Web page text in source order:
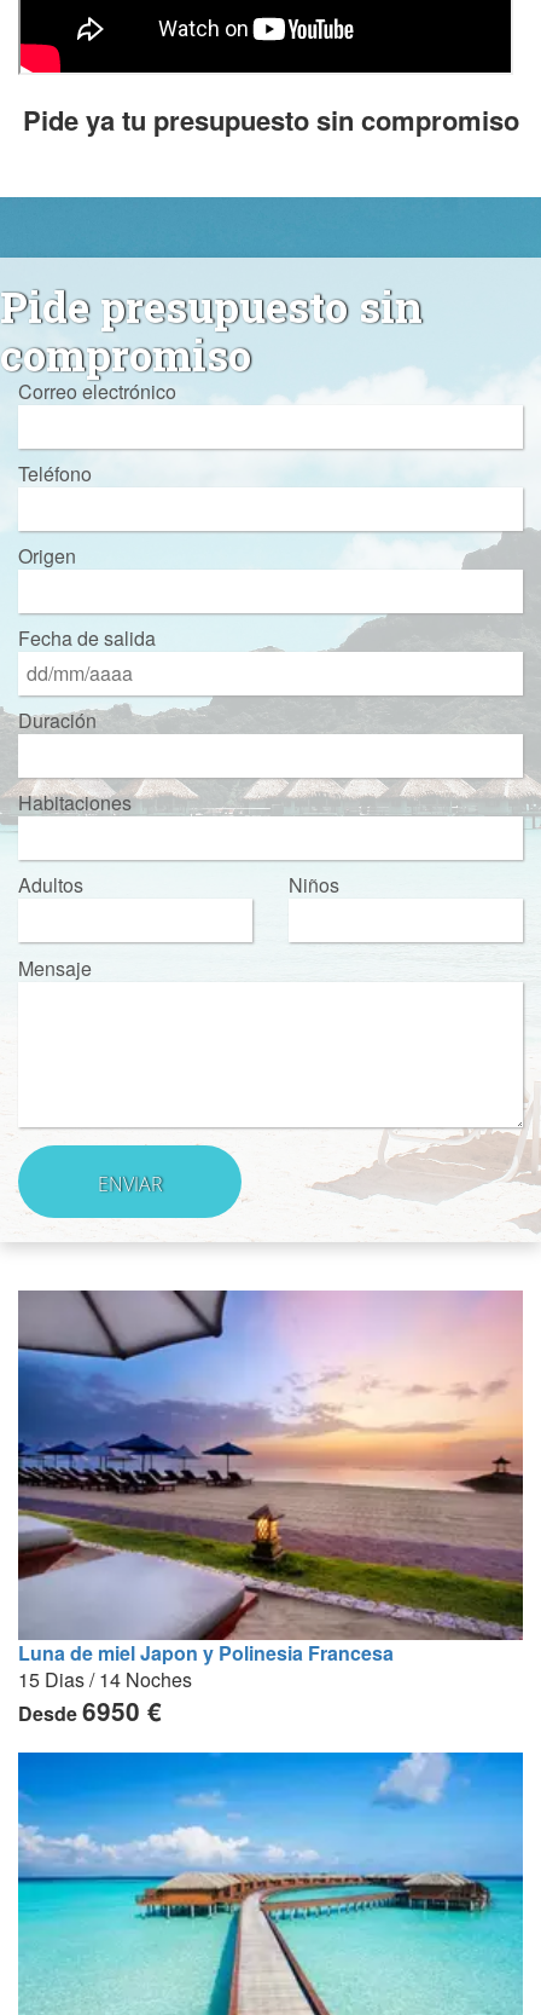
Pide ya tu presupuesto sin compromiso
Pide presupuesto sin
compromiso
Correo electrónico
Teléfono
Origen
Fecha de salida
Duración
Habitaciones
Adultos Niños
Mensaje
Luna de miel Japon y Polinesia Francesa
15 Dias / 14 Noches
Desde6950 €